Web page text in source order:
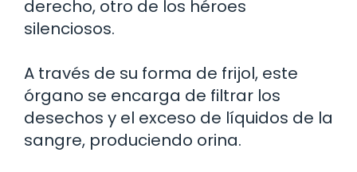
derecho, otro de los héroes
silenciosos.
A través de su forma de frijol, este
órgano se encarga de filtrar los
desechos y el exceso de líquidos de la
sangre, produciendo orina.